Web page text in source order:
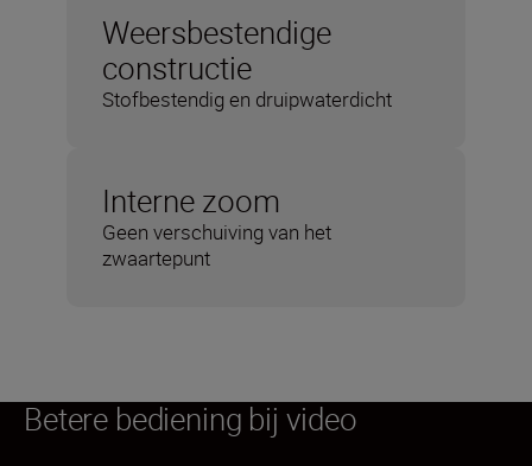
Weersbestendige
constructie
Stofbestendig en druipwaterdicht
Interne zoom
Geen verschuiving van het
zwaartepunt
Betere bediening bij video